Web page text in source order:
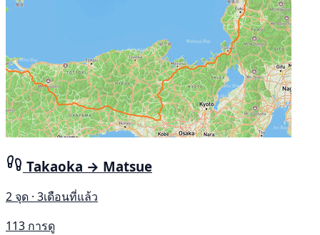
Takaoka → Matsue
2 จุด · 3เดือนที่แล้ว
113 การดู